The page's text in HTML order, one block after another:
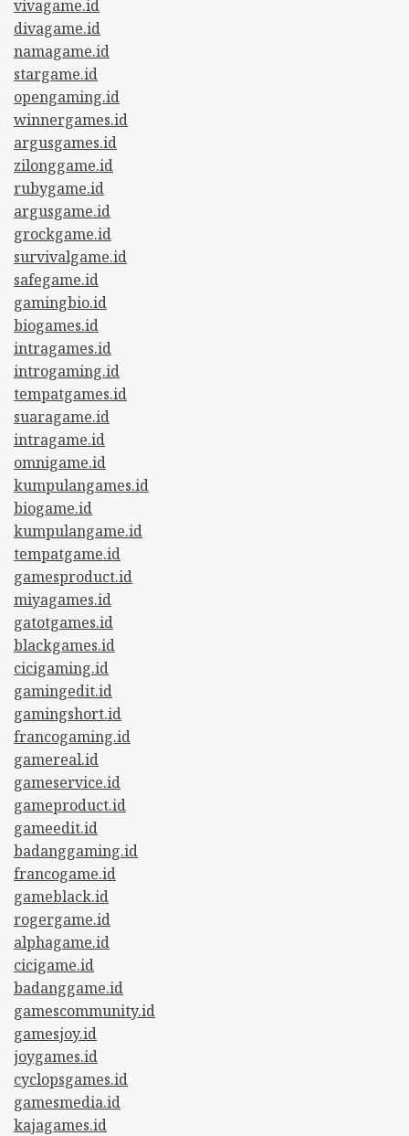
vivagame.id
divagame.id
namagame.id
stargame.id
opengaming.id
winnergames.id
argusgames.id
zilonggame.id
rubygame.id
argusgame.id
grockgame.id
survivalgame.id
safegame.id
gamingbio.id
biogames.id
intragames.id
introgaming.id
tempatgames.id
suaragame.id
intragame.id
omnigame.id
kumpulangames.id
biogame.id
kumpulangame.id
tempatgame.id
gamesproduct.id
miyagames.id
gatotgames.id
blackgames.id
cicigaming.id
gamingedit.id
gamingshort.id
francogaming.id
gamereal.id
gameservice.id
gameproduct.id
gameedit.id
badanggaming.id
francogame.id
gameblack.id
rogergame.id
alphagame.id
cicigame.id
badanggame.id
gamescommunity.id
gamesjoy.id
joygames.id
cyclopsgames.id
gamesmedia.id
kajagames.id